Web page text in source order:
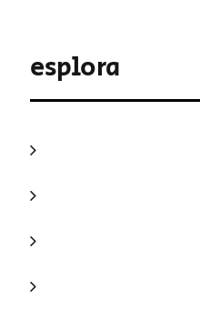
esplora